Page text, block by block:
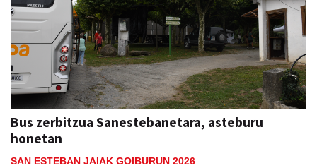
Bus zerbitzua Sanestebanetara, asteburu
honetan
SAN ESTEBAN JAIAK GOIBURUN 2026